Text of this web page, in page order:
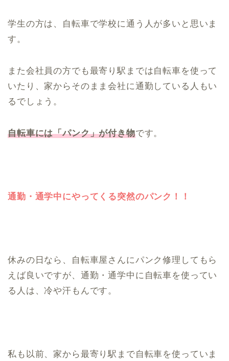
学生の方は、自転車で学校に通う人が多いと思いま
す。
また会社員の方でも最寄り駅までは自転車を使って
いたり、家からそのまま会社に通勤している人もい
るでしょう。
自転車には「パンク」が付き物です。
通勤・通学中にやってくる突然のパンク！！
休みの日なら、自転車屋さんにパンク修理してもら
えば良いですが、通勤・通学中に自転車を使ってい
る人は、冷や汗もんです。
私も以前、家から最寄り駅まで自転車を使っていま